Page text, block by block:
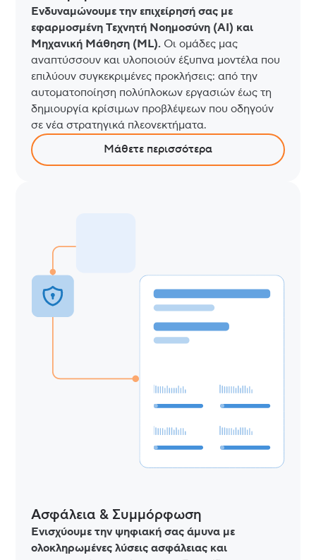
Ενδυναμώνουμε την επιχείρησή σας με
εφαρμοσμένη Τεχνητή Νοημοσύνη (AI) και
Μηχανική Μάθηση (ML). Οι ομάδες μας
αναπτύσσουν και υλοποιούν έξυπνα μοντέλα που
επιλύουν συγκεκριμένες προκλήσεις: από την
αυτοματοποίηση πολύπλοκων εργασιών έως τη
δημιουργία κρίσιμων προβλέψεων που οδηγούν
σε νέα στρατηγικά πλεονεκτήματα.
Μάθετε περισσότερα
Ασφάλεια & Συμμόρφωση
Ενισχύουμε την ψηφιακή σας άμυνα με
ολοκληρωμένες λύσεις ασφάλειας και